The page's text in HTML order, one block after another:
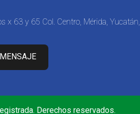
x 63 y 65 Col. Centro, Mérida, Yucatán,
Derechos reservados.